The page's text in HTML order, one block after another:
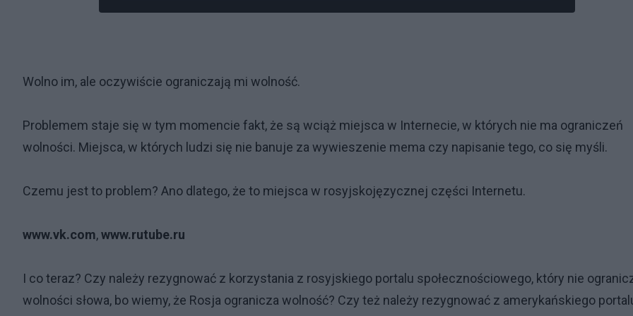
Wolno im, ale oczywiście ograniczają mi wolność.
Problemem staje się w tym momencie fakt, że są wciąż miejsca w Internecie, w których nie ma ograniczeń
wolności. Miejsca, w których ludzi się nie banuje za wywieszenie mema czy napisanie tego, co się myśli.
Czemu jest to problem? Ano dlatego, że to miejsca w rosyjskojęzycznej części Internetu.
www.vk.com,www.rutube.ru
I co teraz? Czy należy rezygnować z korzystania z rosyjskiego portalu społecznościowego, który nie
wolności słowa, bo wiemy, że Rosja ogranicza wolność? Czy też należy rezygnować z amerykańskiego